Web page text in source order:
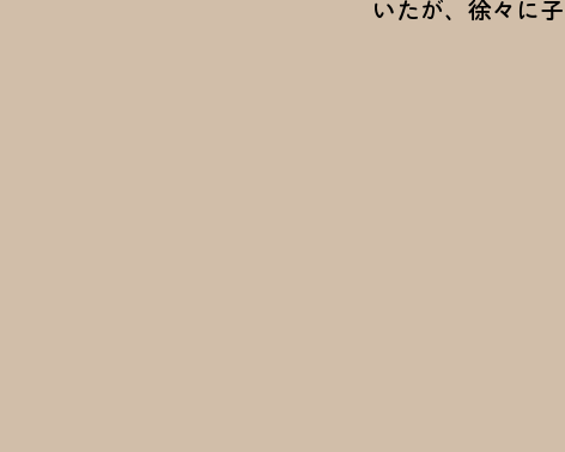
いたが、徐々に